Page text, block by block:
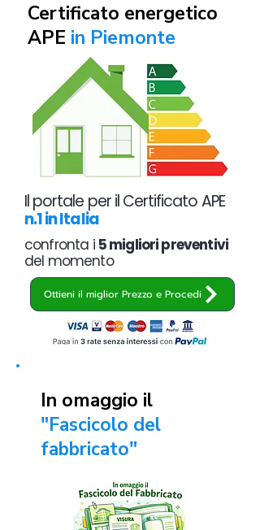
Certificato energetico
APE in Piemonte
Il portale per il Certificato APE
n.1 in Italia
confronta i 5 migliori preventivi
del momento
Ottieni il miglior Prezzo e Procedi
In omaggio il
"Fascicolo del
fabbricato"